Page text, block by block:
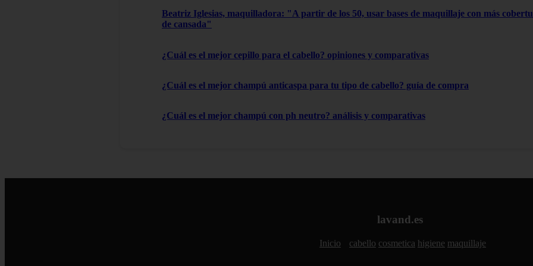
Beatriz Iglesias, maquilladora: "A partir de los 50, usar bases de maquillaje con más
de cansada"
¿Cuál es el mejor cepillo para el cabello? opiniones y comparativas
¿Cuál es el mejor champú anticaspa para tu tipo de cabello? guía de compra
¿Cuál es el mejor champú con ph neutro? análisis y comparativas
lavand.es
Inicio cabello cosmetica higiene maquillaje